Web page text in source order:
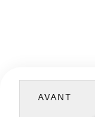
AVANT